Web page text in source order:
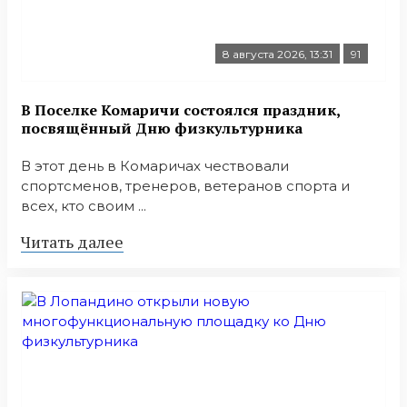
8 августа 2026, 13:31 91
В Поселке Комаричи состоялся праздник,
посвящённый Дню физкультурника
В этот день в Комаричах чествовали
спортсменов, тренеров, ветеранов спорта и
всех, кто своим ...
Читать далее